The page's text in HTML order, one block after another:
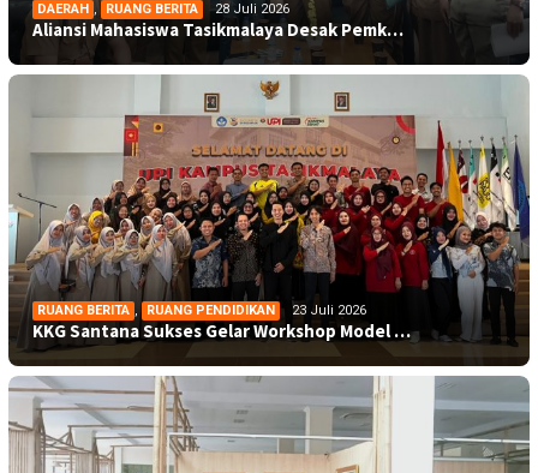
DAERAH , RUANG BERITA 28 Juli 2026
Aliansi Mahasiswa Tasikmalaya Desak Pemk…
RUANG BERITA , RUANG PENDIDIKAN 23 Juli 2026
KKG Santana Sukses Gelar Workshop Model …